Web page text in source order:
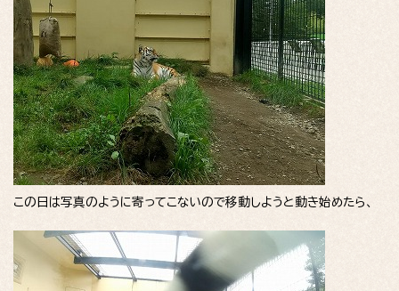
この日は写真のように寄ってこないので移動しようと動き始めたら、